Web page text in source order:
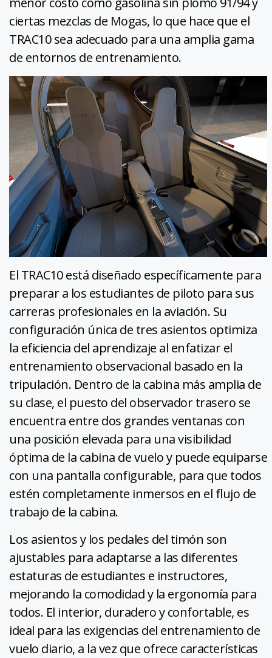
ciertas mezclas de Mogas, lo que hace que el
TRAC10 sea adecuado para una amplia gama
de entornos de entrenamiento.
El TRAC10 está diseñado específicamente para
preparar a los estudiantes de piloto para sus
carreras profesionales en la aviación. Su
configuración única de tres asientos optimiza
la eficiencia del aprendizaje al enfatizar el
entrenamiento observacional basado en la
tripulación. Dentro de la cabina más amplia de
su clase, el puesto del observador trasero se
encuentra entre dos grandes ventanas con
una posición elevada para una visibilidad
óptima de la cabina de vuelo y puede equiparse
con una pantalla configurable, para que todos
estén completamente inmersos en el flujo de
trabajo de la cabina.
Los asientos y los pedales del timón son
ajustables para adaptarse a las diferentes
estaturas de estudiantes e instructores,
mejorando la comodidad y la ergonomía para
todos. El interior, duradero y confortable, es
ideal para las exigencias del entrenamiento de
vuelo diario, a la vez que ofrece características